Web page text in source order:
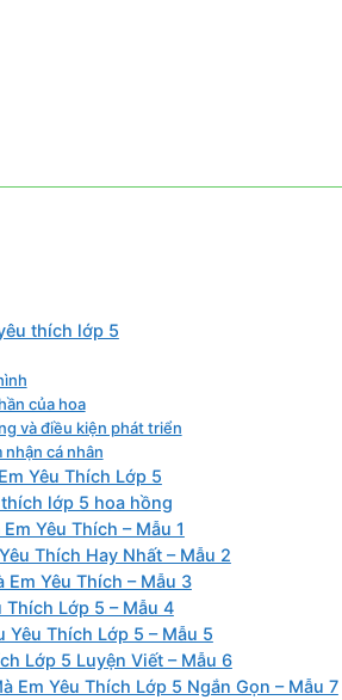
thích lớp 5
của hoa
và điều kiện phát triển
nhận cá nhân
Yêu Thích Lớp 5
lớp 5 hoa hồng
Yêu Thích – Mẫu 1
Thích Hay Nhất – Mẫu 2
Em Yêu Thích – Mẫu 3
Thích Lớp 5 – Mẫu 4
Yêu Thích Lớp 5 – Mẫu 5
Lớp 5 Luyện Viết – Mẫu 6
Em Yêu Thích Lớp 5 Ngắn Gọn – Mẫu 7